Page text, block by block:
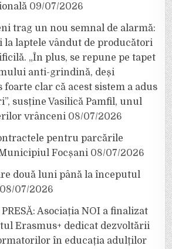
09/07/2026
trag un nou semnal de alarmă:
laptele vândut de producători
„În plus, se repune pe tapet
anti-grindină, deși
clar că acest sistem a adus
susține Vasilică Pamfil, unul
vrânceni 08/07/2026
pentru parcările
Focșani 08/07/2026
două luni până la începutul
08/07/2026
Asociația NOI a finalizat
Erasmus+ dedicat dezvoltării
în educația adulților